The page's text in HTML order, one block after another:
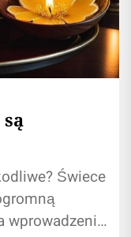
Świece
wprowadzenie